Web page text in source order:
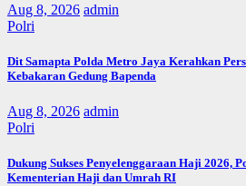
Aug 8, 2026 admin
Polri
Dit Samapta Polda Metro Jaya Kerahkan
Kebakaran Gedung Bapenda
Aug 8, 2026 admin
Polri
Dukung Sukses Penyelenggaraan Haji 2026,
Kementerian Haji dan Umrah RI